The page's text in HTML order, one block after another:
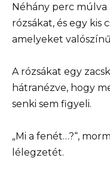
Néhány perc múlva
rózsákat, és egy kis
amelyeket
A rózsákat egy
hátranézve, hogy
senki sem figyeli.
„Mi a fenét…?“,
lélegzetét.